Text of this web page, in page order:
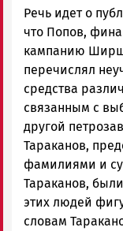
Речь идет о
что Попов,
кампанию
перечислял
средства
связанным с
другой
Тараканов,
фамилиями и
Тараканов,
этих людей
словам